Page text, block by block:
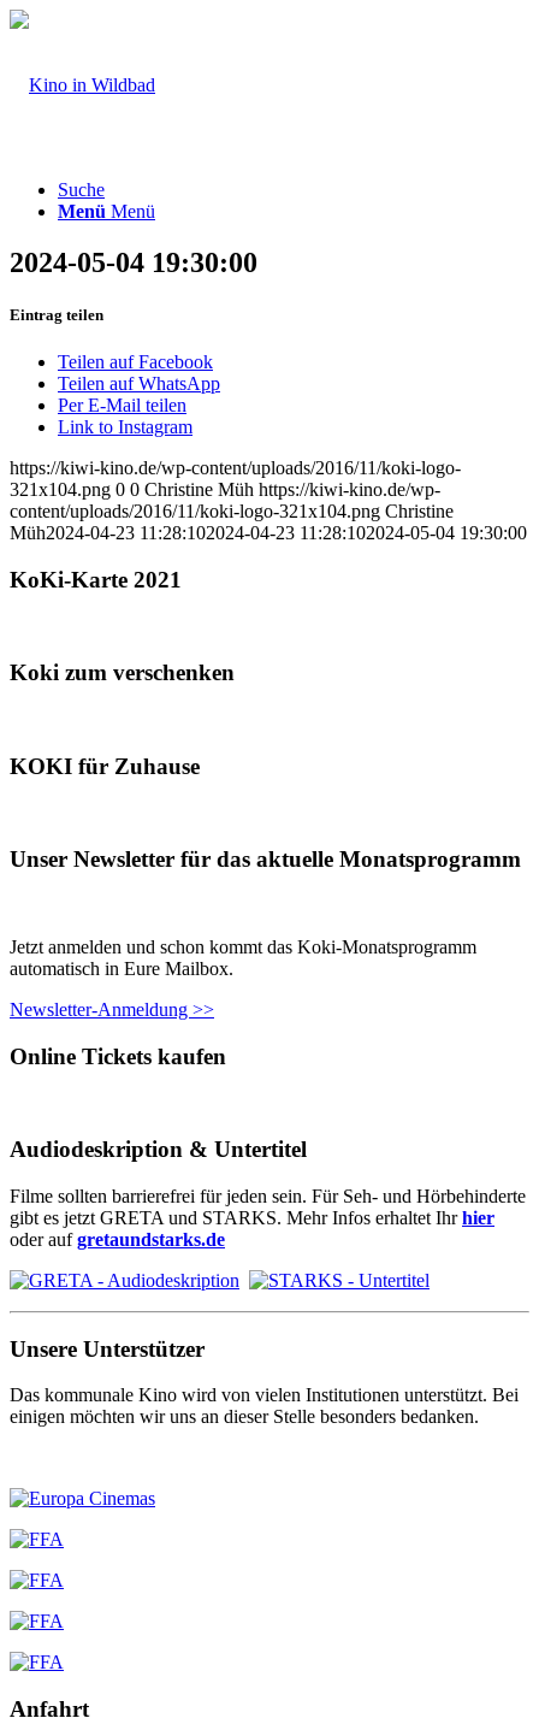
Suche
Menü Menü
2024-05-04 19:30:00
Eintrag teilen
Teilen auf Facebook
Teilen auf WhatsApp
Per E-Mail teilen
Link to Instagram
https://kiwi-kino.de/wp-content/uploads/2016/11/koki-logo-
321x104.png 0 0 Christine Müh https://kiwi-kino.de/wp-
content/uploads/2016/11/koki-logo-321x104.png Christine
Müh2024-04-23 11:28:102024-04-23 11:28:102024-05-04 19:30:00
KoKi-Karte 2021
Koki zum verschenken
KOKI für Zuhause
Unser Newsletter für das aktuelle Monatsprogramm
Jetzt anmelden und schon kommt das Koki-Monatsprogramm
automatisch in Eure Mailbox.
Newsletter-Anmeldung >>
Online Tickets kaufen
Audiodeskription & Untertitel
Filme sollten barrierefrei für jeden sein. Für Seh- und Hörbehinderte
gibt es jetzt GRETA und STARKS. Mehr Infos erhaltet Ihrhier
oder aufgretaundstarks.de
Unsere Unterstützer
Das kommunale Kino wird von vielen Institutionen unterstützt. Bei
einigen möchten wir uns an dieser Stelle besonders bedanken.
Anfahrt